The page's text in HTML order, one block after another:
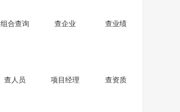
组合查询 查企业 查业绩
查人员 项目经理 查资质